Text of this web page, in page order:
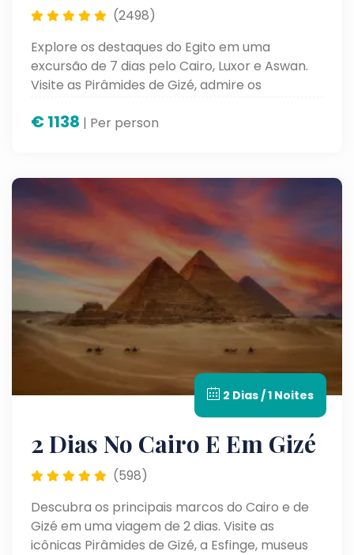
(2498)
Explore os destaques do Egito em uma
excursão de 7 dias pelo Cairo, Luxor e Aswan.
Visite as Pirâmides de Gizé, admire os
monumentos históricos de Aswan em uma
€1138 | Per person
2 Dias / 1 Noites
2 Dias No Cairo E Em Gizé
(598)
Descubra os principais marcos do Cairo e de
Gizé em uma viagem de 2 dias. Visite as
icônicas Pirâmides de Gizé, a Esfinge, museus